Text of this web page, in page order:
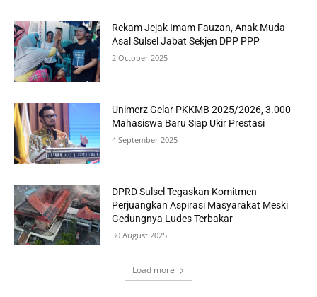
Rekam Jejak Imam Fauzan, Anak Muda
Asal Sulsel Jabat Sekjen DPP PPP
2 October 2025
Unimerz Gelar PKKMB 2025/2026, 3.000
Mahasiswa Baru Siap Ukir Prestasi
4 September 2025
DPRD Sulsel Tegaskan Komitmen
Perjuangkan Aspirasi Masyarakat Meski
Gedungnya Ludes Terbakar
30 August 2025
Load more